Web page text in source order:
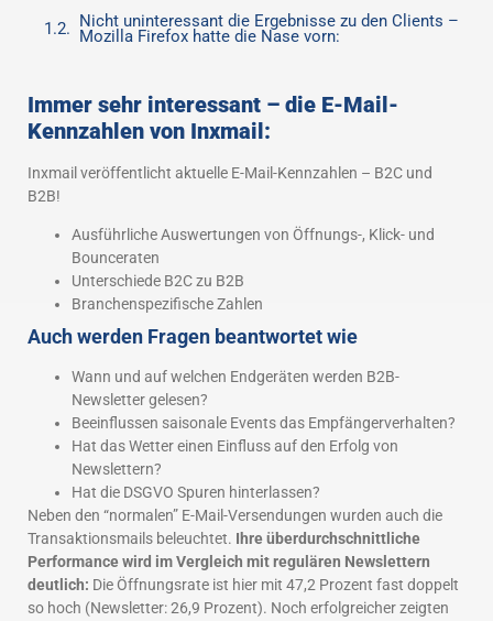
Nicht uninteressant die Ergebnisse zu den Clients –
Mozilla Firefox hatte die Nase vorn:
Immer sehr interessant – die E-Mail-
Kennzahlen von Inxmail:
Inxmail veröffentlicht aktuelle E-Mail-Kennzahlen – B2C und
B2B!
Ausführliche Auswertungen von Öffnungs-, Klick- und
Bounceraten
Unterschiede B2C zu B2B
Branchenspezifische Zahlen
Auch werden Fragen beantwortet wie
Wann und auf welchen Endgeräten werden B2B-
Newsletter gelesen?
Beeinflussen saisonale Events das Empfängerverhalten?
Hat das Wetter einen Einfluss auf den Erfolg von
Newslettern?
Hat die DSGVO Spuren hinterlassen?
Neben den “normalen” E-Mail-Versendungen wurden auch die
Transaktionsmails beleuchtet. Ihre überdurchschnittliche
Performance wird im Vergleich mit regulären Newslettern
deutlich: Die Öffnungsrate ist hier mit 47,2 Prozent fast doppelt
so hoch (Newsletter: 26,9 Prozent). Noch erfolgreicher zeigten